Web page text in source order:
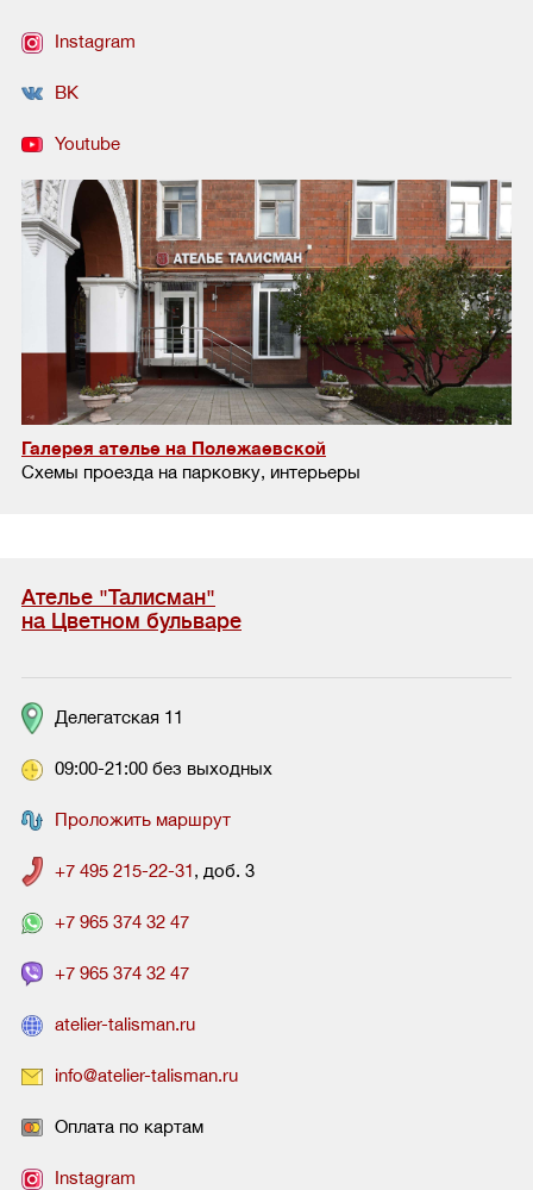
Instagram
ВК
Youtube
Галерея ателье на Полежаевской
Схемы проезда на парковку, интерьеры
Ателье "Талисман"
на Цветном бульваре
Делегатская 11
09:00-21:00 без выходных
Проложить маршрут
+7 495 215-22-31, доб. 3
+7 965 374 32 47
+7 965 374 32 47
atelier-talisman.ru
info@atelier-talisman.ru
Оплата по картам
Instagram